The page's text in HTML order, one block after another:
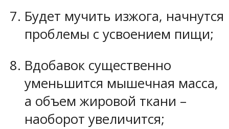
Будет мучить изжога, начнутся
проблемы с усвоением пищи;
Вдобавок существенно
уменьшится мышечная масса,
а объем жировой ткани –
наоборот увеличится;